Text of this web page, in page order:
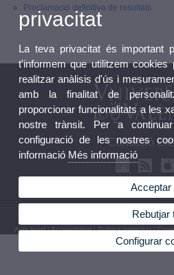
Proclamació definitiva de resultats
Comissió
© 2026 UV. - Avinguda Blasco Ibáñez, 13.
Avís legal|Accessibilitat|Política privacitat|
privacitat
La teva privacitat és important
t'informem que utilitzem
realitzar anàlisis d'ús i
amb la finalitat de
proporcionar funcionalitats a les
nostre trànsit. Per a
configuració de les nostres
informació Més informació
Acceptar
Rebutjar
Configurar